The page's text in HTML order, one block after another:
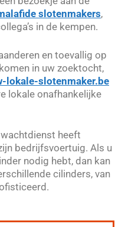
slotenmakers,
in de kempen.
en toevallig op
in uw zoektocht,
lokale-slotenmaker.be
lokale onafhankelijke
heeft
bedrijfsvoertuig. Als u
nodig hebt, dan kan
cilinders, van